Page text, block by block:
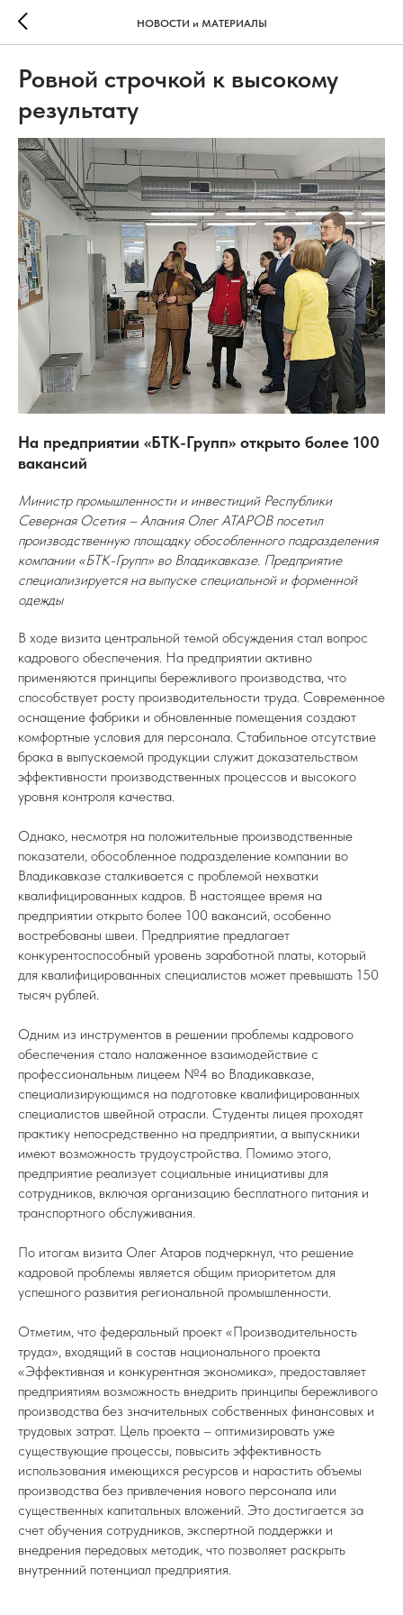
НОВОСТИ и МАТЕРИАЛЫ
Ровной строчкой к высокому
результату
На предприятии «БТК-Групп» открыто более 100
вакансий
Министр промышленности и инвестиций Республики
Северная Осетия – Алания Олег АТАРОВ посетил
производственную площадку обособленного подразделения
компании «БТК-Групп» во Владикавказе. Предприятие
специализируется на выпуске специальной и форменной
одежды
В ходе визита центральной темой обсуждения стал вопрос
кадрового обеспечения. На предприятии активно
применяются принципы бережливого производства, что
способствует росту производительности труда. Современное
оснащение фабрики и обновленные помещения создают
комфортные условия для персонала. Стабильное отсутствие
брака в выпускаемой продукции служит доказательством
эффективности производственных процессов и высокого
уровня контроля качества.
Однако, несмотря на положительные производственные
показатели, обособленное подразделение компании во
Владикавказе сталкивается с проблемой нехватки
квалифицированных кадров. В настоящее время на
предприятии открыто более 100 вакансий, особенно
востребованы швеи. Предприятие предлагает
конкурентоспособный уровень заработной платы, который
для квалифицированных специалистов может превышать 150
тысяч рублей.
Одним из инструментов в решении проблемы кадрового
обеспечения стало налаженное взаимодействие с
профессиональным лицеем №4 во Владикавказе,
специализирующимся на подготовке квалифицированных
специалистов швейной отрасли. Студенты лицея проходят
практику непосредственно на предприятии, а выпускники
имеют возможность трудоустройства. Помимо этого,
предприятие реализует социальные инициативы для
сотрудников, включая организацию бесплатного питания и
транспортного обслуживания.
По итогам визита Олег Атаров подчеркнул, что решение
кадровой проблемы является общим приоритетом для
успешного развития региональной промышленности.
Отметим, что федеральный проект «Производительность
труда», входящий в состав национального проекта
«Эффективная и конкурентная экономика», предоставляет
предприятиям возможность внедрить принципы бережливого
производства без значительных собственных финансовых и
трудовых затрат. Цель проекта – оптимизировать уже
существующие процессы, повысить эффективность
использования имеющихся ресурсов и нарастить объемы
производства без привлечения нового персонала или
существенных капитальных вложений. Это достигается за
счет обучения сотрудников, экспертной поддержки и
внедрения передовых методик, что позволяет раскрыть
внутренний потенциал предприятия.